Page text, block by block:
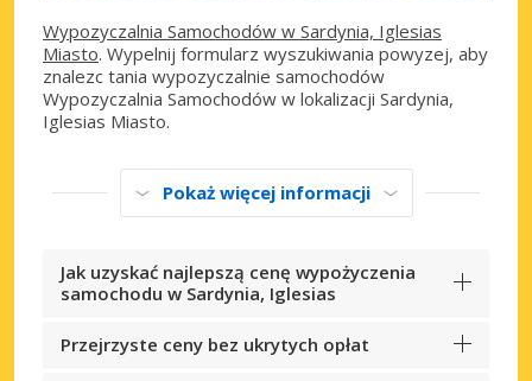
Wypozyczalnia Samochodów w Sardynia, Iglesias
Miasto. Wypelnij formularz wyszukiwania powyzej, aby
znalezc tania wypozyczalnie samochodów
Wypozyczalnia Samochodów w lokalizacji Sardynia,
Iglesias Miasto.
Pokaż więcej informacji
Jak uzyskać najlepszą cenę wypożyczenia
samochodu w Sardynia, Iglesias
Przejrzyste ceny bez ukrytych opłat